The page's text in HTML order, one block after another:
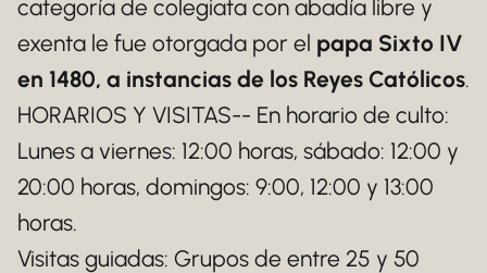
categoría de colegiata con abadía libre y
exenta le fue otorgada por el papa Sixto IV
en 1480, a instancias de los Reyes Católicos.
HORARIOS Y VISITAS-- En horario de culto:
Lunes a viernes: 12:00 horas, sábado: 12:00 y
20:00 horas, domingos: 9:00, 12:00 y 13:00
horas.
Visitas guiadas: Grupos de entre 25 y 50